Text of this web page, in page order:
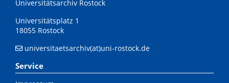
Universitätsarchiv Rostock
Universitätsplatz 1
18055 Rostock
universitaetsarchiv(at)uni-rostock.de
Service